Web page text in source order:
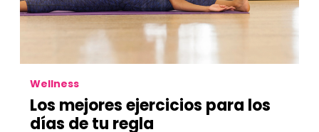
Wellness
Los mejores ejercicios para los
días de tu regla